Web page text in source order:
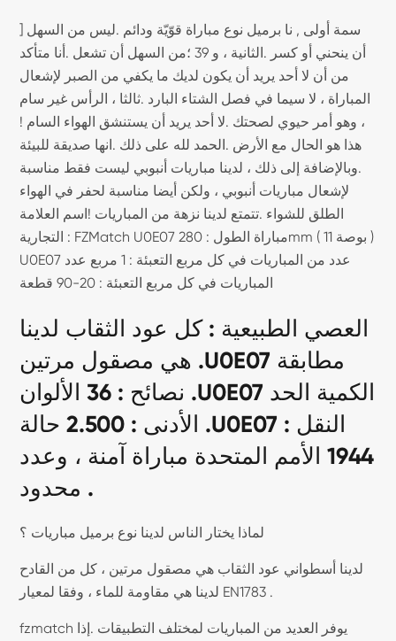
] سمة أولى , نا برميل نوع مباراة قوّيّة ودائم .ليس من السهل
أن ينحني أو كسر .الثانية ، و 39 ؛من السهل أن تشعل .أنا متأكد
من أن لا أحد يريد أن يكون لديك ما يكفي من الصبر لإشعال
المباراة ، لا سيما في فصل الشتاء البارد .ثالثا ، الرأس غير سام
، وهو أمر حيوي لصحتك .لا أحد يريد أن يستنشق الهواء السام !
هذا هو الحال مع الأرض .الحمد لله على ذلك .انها صديقة للبيئة
.وبالإضافة إلى ذلك ، لدينا مباريات أنبوبي ليست فقط مناسبة
لإشعال مباريات أنبوبي ، ولكن أيضا مناسبة لحفر في الهواء
الطلق للشواء .تتمتع لدينا نزهة من المباريات !اسم العلامة
التجارية : FZMatch U0E07 مباراة الطول : 280mm ( 11 بوصة )
U0E07 عدد من المباريات في كل مربع التعبئة : 1 مربع عدد
المباريات في كل مربع التعبئة : 20-90 قطعة
العصي الطبيعية : كل عود الثقاب لدينا
هي مصقول مرتين .U0E07 مطابقة
نصائح : 36 الألوان .U0E07 الكمية الحد
الأدنى : 2.500 حالة .U0E07 النقل :
1944 الأمم المتحدة مباراة آمنة ، وعدد
محدود .
لماذا يختار الناس لدينا نوع برميل مباريات ؟
لدينا أسطواني عود الثقاب هي مصقول مرتين ، كل من القادح
لدينا هي مقاومة للماء ، وفقا لمعيار EN1783 .
fzmatch يوفر العديد من المباريات لمختلف التطبيقات .إذا